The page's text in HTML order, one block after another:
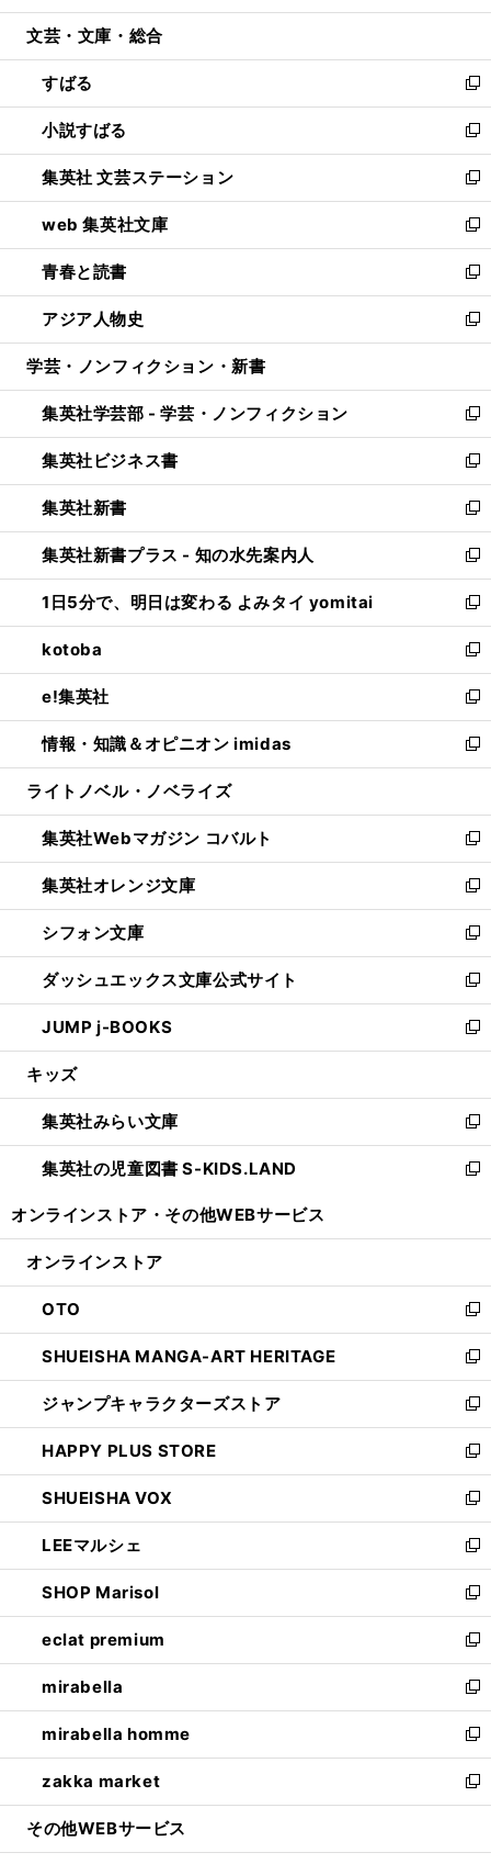
開
ウ
開
く
ン
ウ
で
開
く
ウ
ン
ド
ウ
で
開
く
文芸・文庫・総合
すばる
新
し
い
ウ
ィ
ン
ド
ウ
で
開
く
小説すばる
新
し
い
ウ
ィ
ン
ド
ウ
で
開
集英社 文芸ステーション
新
し
い
ウ
ィ
ン
ド
ウ
開
く
web 集英社文庫
新
し
い
ウ
ィ
ン
ウ
で
開
く
青春と読書
新
し
い
ウ
ン
ド
ウ
で
開
く
アジア人物史
新
し
ウ
ィ
ン
ド
ウ
で
開
く
学芸・ノンフィクション・新書
集英社学芸部 - 学芸・ノンフィクション
新
し
い
ウ
ィ
ン
ド
ウ
で
開
く
集英社ビジネス書
新
し
い
ウ
ィ
ン
ド
ウ
で
開
く
集英社新書
新
し
い
ウ
ィ
ン
ド
ウ
で
開
く
集英社新書プラス - 知の水先案内人
新
し
い
ウ
ィ
ン
ド
ウ
で
開
1日5分で、明日は変わる よみタイ yomitai
新
し
い
ウ
ィ
ン
ド
ウ
開
く
kotoba
新
し
い
ウ
ィ
ン
ウ
で
開
く
e!集英社
新
し
い
ウ
ン
ド
ウ
で
開
く
情報・知識＆オピニオン imidas
新
し
ウ
ィ
ン
ド
ウ
で
開
く
ライトノベル・ノベライズ
集英社Webマガジン コバルト
新
し
い
ウ
ィ
ン
ド
ウ
で
開
集英社オレンジ文庫
新
し
い
ウ
ィ
ン
ド
ウ
開
く
シフォン文庫
新
し
い
ウ
ィ
ン
ウ
で
開
く
ダッシュエックス文庫公式サイト
新
し
い
ウ
ン
ド
ウ
で
JUMP j-BOOKS
新
し
ウ
ィ
ン
ド
開
キッズ
集英社みらい文庫
新
し
い
ン
ウ
で
開
く
集英社の児童図書 S-KIDS.LAND
新
ウ
ン
ド
ウ
で
開
く
オンラインストア・ その他WEBサービス
オンラインストア
OTO
新
し
い
ウ
ィ
ン
ド
ウ
で
開
く
SHUEISHA MANGA-ART HERITAGE
新
し
い
ウ
ィ
ン
ド
ウ
で
開
く
ジャンプキャラクターズストア
新
し
い
ウ
ィ
ン
ド
ウ
で
開
く
HAPPY PLUS STORE
新
し
い
ウ
ィ
ン
ド
ウ
で
開
く
SHUEISHA VOX
新
し
い
ウ
ィ
ン
ド
ウ
で
開
く
LEEマルシェ
新
し
い
ウ
ィ
ン
ド
ウ
で
開
く
SHOP Marisol
新
し
い
ウ
ィ
ン
ド
ウ
で
開
eclat premium
新
し
い
ウ
ィ
ン
ド
ウ
開
mirabella
新
し
い
ウ
ィ
ン
ウ
mirabella homme
新
し
い
ウ
ン
zakka market
新
し
ウ
その他WEBサービス